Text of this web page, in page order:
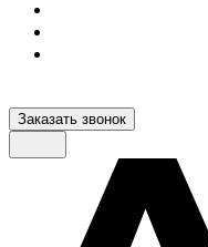
Заказать звонок